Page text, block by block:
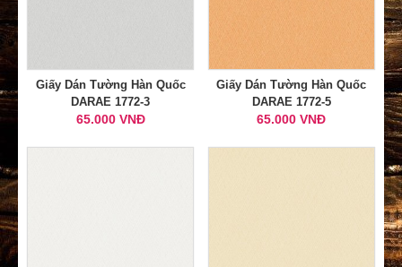
Giấy Dán Tường Hàn Quốc
DARAE 1772-3
65.000 VNĐ
Giấy Dán Tường Hàn Quốc
DARAE 1772-5
65.000 VNĐ